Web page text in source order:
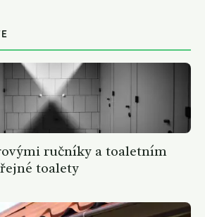
ručníky a toaletním
toalety